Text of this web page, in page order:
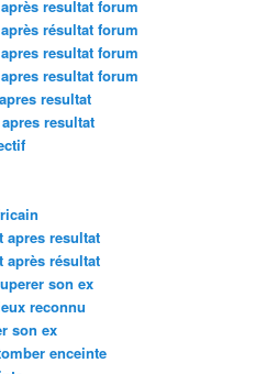
resultat forum
résultat forum
resultat forum
resultat forum
resultat
resultat
apres resultat
après résultat
son ex
reconnu
son ex
enceinte